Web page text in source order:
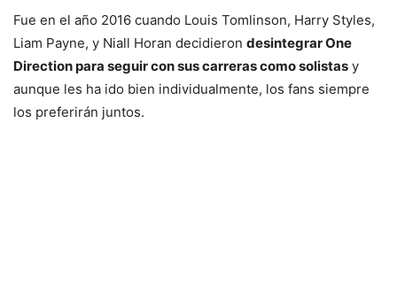
Fue en el año 2016 cuando Louis Tomlinson, Harry Styles,
Liam Payne, y Niall Horan decidieron desintegrar One
Direction para seguir con sus carreras como solistas y
aunque les ha ido bien individualmente, los fans siempre
los preferirán juntos.